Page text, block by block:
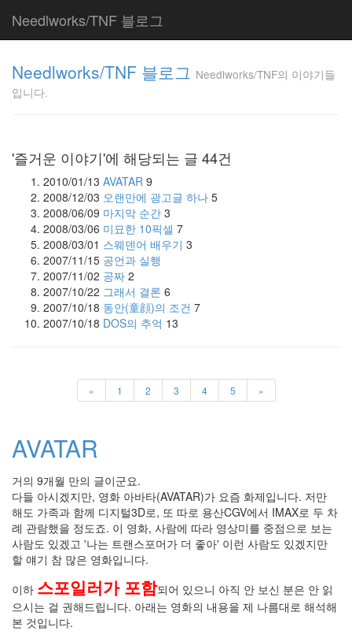
Needlworks/TNF 블로그
Needlworks/TNF 블로그 Needlworks/TNF의 이야기들
입니다.
'즐거운 이야기'에 해당되는 글 44건
2010/01/13 AVATAR 9
2008/12/03 오랜만에 광고글 하나 5
2008/06/09 마지막 순간 3
2008/03/06 미묘한 10픽셀 7
2008/03/01 스웨덴어 배우기 3
2007/11/15 공언과 실행
2007/11/02 공짜 2
2007/10/22 그래서 결론 6
2007/10/18 동안(童顔)의 조건 7
2007/10/18 DOS의 추억 13
« 1 2 3 4 5 »
AVATAR
거의 9개월 만의 글이군요.
다들 아시겠지만, 영화 아바타(AVATAR)가 요즘 화제입니다. 저만
해도 가족과 함께 디지털3D로, 또 따로 용산CGV에서 IMAX로 두 차
례 관람했을 정도죠. 이 영화, 사람에 따라 영상미를 중점으로 보는
사람도 있겠고 '나는 트랜스포머가 더 좋아' 이런 사람도 있겠지만
할 얘기 참 많은 영화입니다.
이하 스포일러가 포함되어 있으니 아직 안 보신 분은 안 읽
으시는 걸 권해드립니다. 아래는 영화의 내용을 제 나름대로 해석해
본 것입니다.
의 이야기들입니
Tag
세
딩
데
이
터
트
랜